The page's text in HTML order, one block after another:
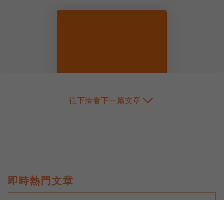
往下滑看下一篇文章
即時熱門文章